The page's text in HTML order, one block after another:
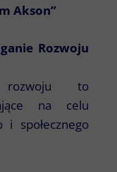
Akson”
Rozwoju
rozwoju to
na celu
i społecznego